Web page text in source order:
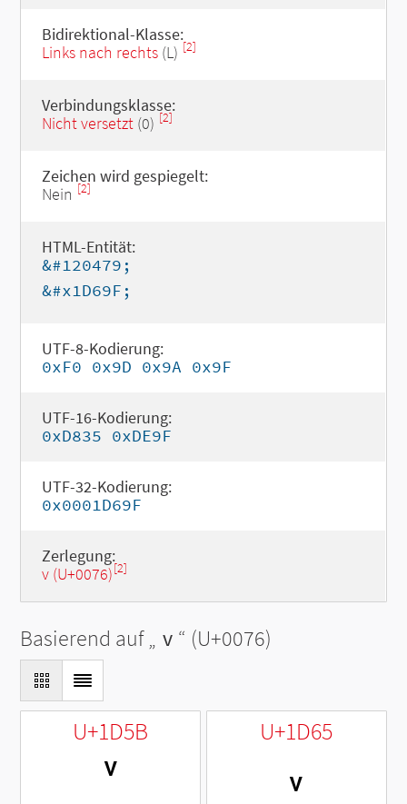
Bidirektional-Klasse:
Links nach rechts(L) [2]
Verbindungsklasse:
Nicht versetzt(0) [2]
Zeichen wird gespiegelt:
Nein [2]
HTML-Entität:
&#120479;
&#x1D69F;
UTF-8-Kodierung:
0xF0 0x9D 0x9A 0x9F
UTF-16-Kodierung:
0xD835 0xDE9F
UTF-32-Kodierung:
0x0001D69F
Zerlegung:
v (U+0076)[2]
Basierend auf „ v “ (U+0076)
U+1D5B
ᵛ
U+1D65
ᵥ